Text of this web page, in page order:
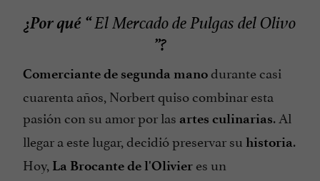
¿Por qué “El Mercado de Pulgas del Olivo
”?
Comerciante de segunda manodurante casi
cuarenta años, Norbert quiso combinar esta
pasión con su amor por las artes culinarias. Al
llegar a este lugar, decidió preservar su historia.
Hoy, La Brocante de l'Olivier es un